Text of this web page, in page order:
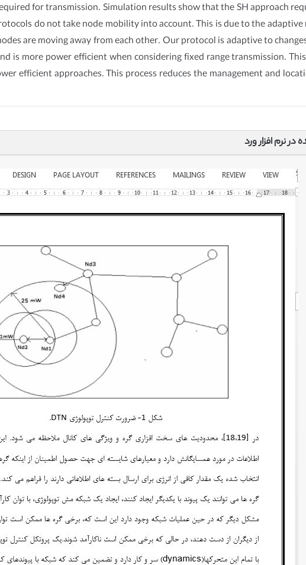
for transmission. Simulation results show that the SH approach
do not take node mobility into account. This is due to the
are moving away from each other. Our protocol is adaptive to
is more power efficient when considering fixed range transmission.
efficient approaches. This process reduces the management and
نرم افزار ورد